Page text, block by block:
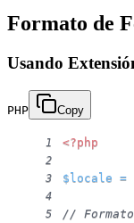
Formato de
Usando
PHP Copy
1 <?php
2
3
$locale =
4
5
//